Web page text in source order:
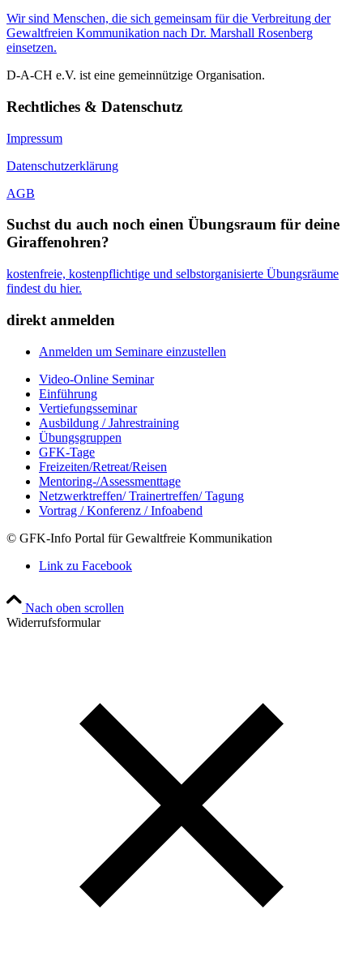
Wir sind Menschen, die sich gemeinsam für die Verbreitung der
Gewaltfreien Kommunikation nach Dr. Marshall Rosenberg
einsetzen.
D-A-CH e.V. ist eine gemeinnützige Organisation.
Rechtliches & Datenschutz
Impressum
Datenschutzerklärung
AGB
Suchst du auch noch einen Übungsraum für deine
Giraffenohren?
kostenfreie, kostenpflichtige und selbstorganisierte Übungsräume
findest du hier.
direkt anmelden
Anmelden um Seminare einzustellen
Video-Online Seminar
Einführung
Vertiefungsseminar
Ausbildung / Jahrestraining
Übungsgruppen
GFK-Tage
Freizeiten/Retreat/Reisen
Mentoring-/Assessmenttage
Netzwerktreffen/ Trainertreffen/ Tagung
Vortrag / Konferenz / Infoabend
© GFK-Info Portal für Gewaltfreie Kommunikation
Link zu Facebook
Nach oben scrollen
Widerrufsformular